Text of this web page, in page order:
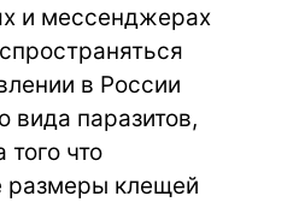
и мессенджерах
в России
вида паразитов,
того что
размеры клещей